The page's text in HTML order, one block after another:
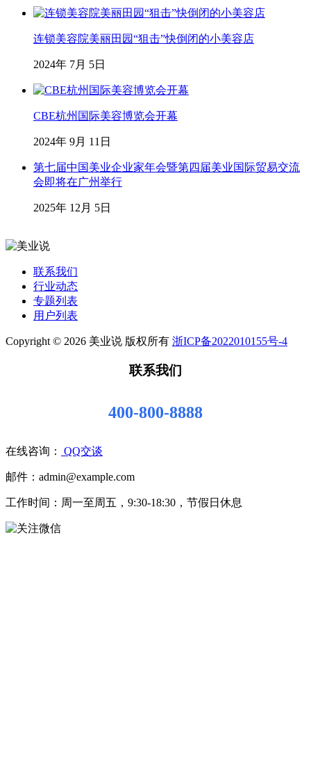
连锁美容院美丽田园“狙击”快倒闭的小美容店
2024年 7月 5日
CBE杭州国际美容博览会开幕
2024年 9月 11日
第七届中国美业企业家年会暨第四届美业国际贸易交流
会即将在广州举行
2025年 12月 5日
联系我们
行业动态
专题列表
用户列表
Copyright © 2026 美业说 版权所有 浙ICP备2022010155号-4
联系我们
400-800-8888
在线咨询： QQ交谈
邮件：admin@example.com
工作时间：周一至周五，9:30-18:30，节假日休息